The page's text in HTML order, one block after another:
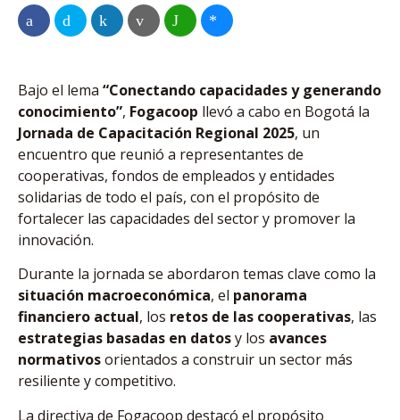
Bajo el lema “Conectando capacidades y generando
conocimiento”, Fogacoop llevó a cabo en Bogotá la
Jornada de Capacitación Regional 2025, un
encuentro que reunió a representantes de
cooperativas, fondos de empleados y entidades
solidarias de todo el país, con el propósito de
fortalecer las capacidades del sector y promover la
innovación.
Durante la jornada se abordaron temas clave como la
situación macroeconómica, el panorama
financiero actual, los retos de las cooperativas, las
estrategias basadas en datosy los avances
normativosorientados a construir un sector más
resiliente y competitivo.
La directiva de Fogacoop destacó el propósito